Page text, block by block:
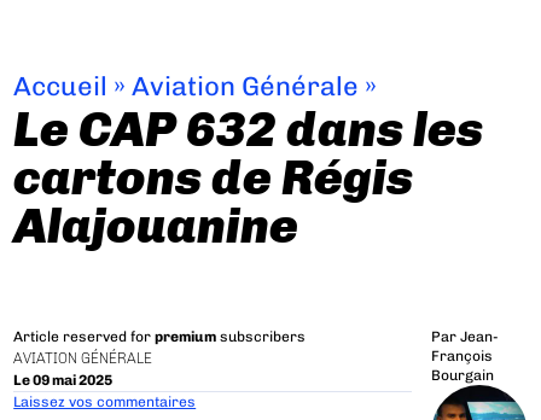
Accueil »Aviation Générale »
Le CAP 632 dans les
cartons de Régis
Alajouanine
Article reserved forpremium subscribers
AVIATION GÉNÉRALE
Le 09 mai 2025
Par Jean-
François
Bourgain
Laissez vos commentaires